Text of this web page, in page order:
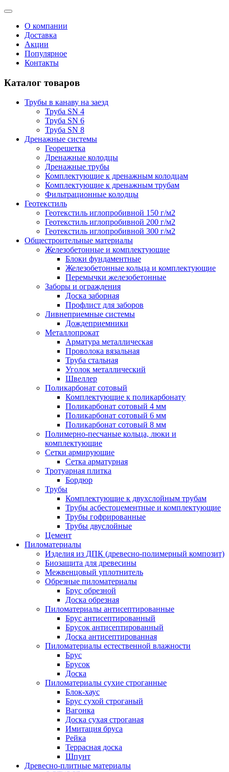
О компании
Доставка
Акции
Популярное
Контакты
Каталог товаров
Трубы в канаву на заезд
Труба SN 4
Труба SN 6
Труба SN 8
Дренажные системы
Георешетка
Дренажные колодцы
Дренажные трубы
Комплектующие к дренажным колодцам
Комплектующие к дренажным трубам
Фильтрационные колодцы
Геотекстиль
Геотекстиль иглопробивной 150 г/м2
Геотекстиль иглопробивной 200 г/м2
Геотекстиль иглопробивной 300 г/м2
Общестроительные материалы
Железобетонные и комплектующие
Блоки фундаментные
Железобетонные кольца и комплектующие
Перемычки железобетонные
Заборы и ограждения
Доска заборная
Профлист для заборов
Ливнеприемные системы
Дождеприемники
Металлопрокат
Арматура металлическая
Проволока вязальная
Труба стальная
Уголок металлический
Швеллер
Поликарбонат сотовый
Комплектующие к поликарбонату
Поликарбонат сотовый 4 мм
Поликарбонат сотовый 6 мм
Поликарбонат сотовый 8 мм
Полимерно-песчаные кольца, люки и
комплектующие
Сетки армирующие
Сетка арматурная
Тротуарная плитка
Бордюр
Трубы
Комплектующие к двухслойным трубам
Трубы асбестоцементные и комплектующие
Трубы гофрированные
Трубы двуслойные
Цемент
Пиломатериалы
Изделия из ДПК (древесно-полимерный композит)
Биозащита для древесины
Межвенцовый уплотнитель
Обрезные пиломатериалы
Брус обрезной
Доска обрезная
Пиломатериалы антисептированные
Брус антисептированный
Брусок антисептированный
Доска антисептированная
Пиломатериалы естественной влажности
Брус
Брусок
Доска
Пиломатериалы сухие строганные
Блок-хаус
Брус сухой строганый
Вагонка
Доска сухая строганая
Имитация бруса
Рейка
Террасная доска
Шпунт
Древесно-плитные материалы